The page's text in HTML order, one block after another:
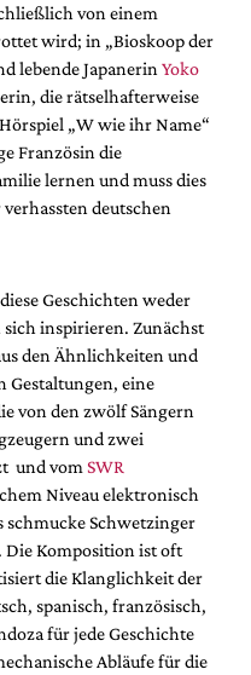
von einem
wird; in „Bioskoop der
lebende Japanerin Yoko
die rätselhafterweise
„W wie ihr Name“
Französin die
lernen und muss dies
deutschen
Geschichten weder
sich inspirieren. Zunächst
den Ähnlichkeiten und
Gestaltungen, eine
von den zwölf Sängern
und zwei
und vom SWR
Niveau elektronisch
Schwetzinger
Die Komposition ist oft
die Klanglichkeit der
spanisch, französisch,
für jede Geschichte
Abläufe für die